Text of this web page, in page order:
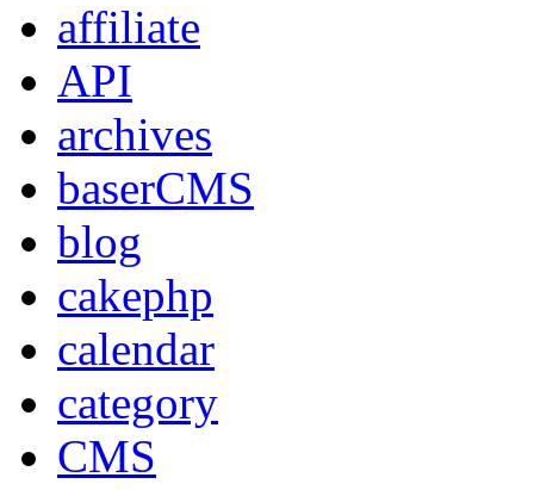
affiliate
API
archives
baserCMS
blog
cakephp
calendar
category
CMS